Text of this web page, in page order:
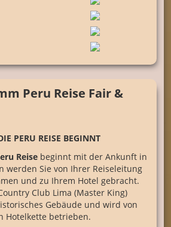
Peru Reise Fair &
PERU REISE BEGINNT
Reise beginnt mit der Ankunft in
werden Sie von Ihrer Reiseleitung
und zu Ihrem Hotel gebracht.
Club Lima (Master King)
Gebäude und wird von
Hotelkette betrieben.